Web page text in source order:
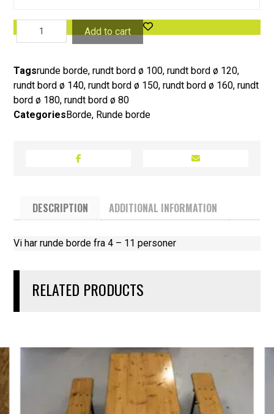
Add to cart
Tagsrunde borde,rundt bord ø 100,rundt bord ø 120,
rundt bord ø 140,rundt bord ø 150,rundt bord ø 160,rundt
bord ø 180,rundt bord ø 80
CategoriesBorde, Runde borde
DESCRIPTION ADDITIONAL INFORMATION
Vi har runde borde fra 4 – 11 personer
RELATED PRODUCTS